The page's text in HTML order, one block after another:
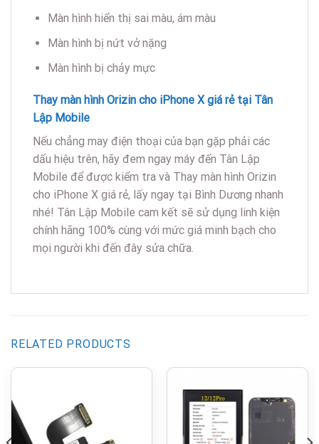
Màn hình hiển thị sai màu, ám màu
Màn hình bị nứt vở nặng
Màn hình bị chảy mực
Thay màn hình Orizin cho iPhone X giá rẻ tại Tân
Lập Mobile
Nếu chẳng may điện thoại của bạn gặp phải các
dấu hiệu trên, hãy đem ngay máy đến Tân Lập
Mobile để được kiểm tra và Thay màn hình Orizin
cho iPhone X giá rẻ, lấy ngay tại Bình Dương nhanh
nhé! Tân Lập Mobile cam kết sẽ sử dụng linh kiện
chính hãng 100% cùng với mức giá minh bạch cho
mọi người khi đến đây sửa chữa.
RELATED PRODUCTS